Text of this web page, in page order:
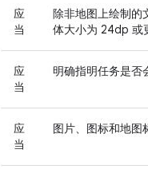
应
当
除非地图上绘制的
体大小为 24dp 或
应
当
明确指明任务是否
应
当
图片、图标和地图